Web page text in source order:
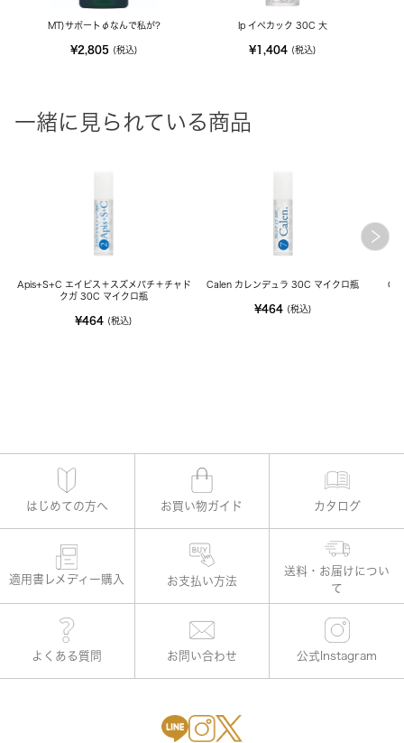
MT)サポートφなんで私が?
¥2,805 (税込)
Ip イペカック 30C 大
¥1,404 (税込)
一緒に見られている商品
Apis+S+C エイピス＋スズメバチ＋チャド
クガ 30C マイクロ瓶
¥464 (税込)
Calen カレンデュラ 30C マイクロ瓶
¥464 (税込)
はじめての方へ お買い物ガイド カタログ
適用書レメディー購入 お支払い方法
よくある質問 お問い合わせ 公式Instagram